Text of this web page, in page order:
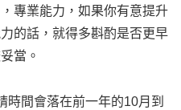
專業能力，如果你有意提升
的話，就得多斟酌是否更早
當。
時間會落在前一年的10月到